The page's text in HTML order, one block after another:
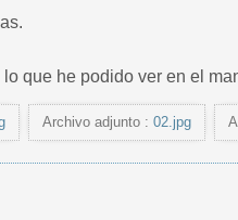
que he podido ver en el
Archivo adjunto : 02.jpg